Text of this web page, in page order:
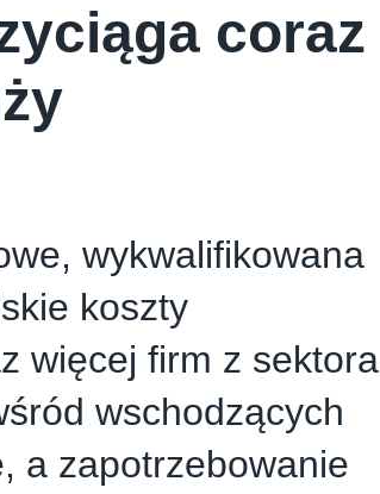
coraz
wykwalifikowana
koszty
więcej firm z sektora
wschodzących
a zapotrzebowanie